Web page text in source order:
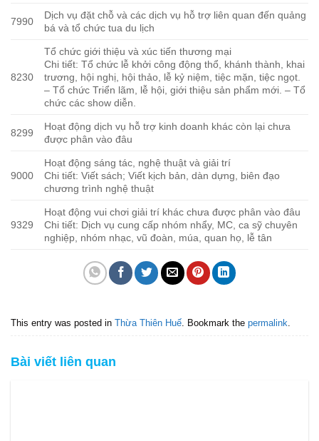
7990
Dịch vụ đặt chỗ và các dịch vụ hỗ trợ liên quan đến quảng
bá và tổ chức tua du lịch
8230
Tổ chức giới thiệu và xúc tiến thương mại
Chi tiết: Tổ chức lễ khởi công động thổ, khánh thành, khai
trương, hội nghị, hội thảo, lễ kỷ niệm, tiệc mặn, tiệc ngọt.
– Tổ chức Triển lãm, lễ hội, giới thiệu sản phẩm mới. – Tổ
chức các show diễn.
8299
Hoạt động dịch vụ hỗ trợ kinh doanh khác còn lại chưa
được phân vào đâu
9000
Hoạt động sáng tác, nghệ thuật và giải trí
Chi tiết: Viết sách; Viết kịch bản, dàn dựng, biên đạo
chương trình nghệ thuật
9329
Hoạt động vui chơi giải trí khác chưa được phân vào đâu
Chi tiết: Dịch vụ cung cấp nhóm nhẩy, MC, ca sỹ chuyên
nghiệp, nhóm nhạc, vũ đoàn, múa, quan họ, lễ tân
This entry was posted in Thừa Thiên Huế . Bookmark the permalink
Bài viết liên quan